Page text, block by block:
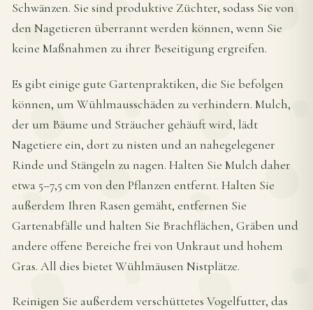
Schwänzen. Sie sind produktive Züchter, sodass Sie von
den Nagetieren überrannt werden können, wenn Sie
keine Maßnahmen zu ihrer Beseitigung ergreifen.
Es gibt einige gute Gartenpraktiken, die Sie befolgen
können, um Wühlmausschäden zu verhindern. Mulch,
der um Bäume und Sträucher gehäuft wird, lädt
Nagetiere ein, dort zu nisten und an nahegelegener
Rinde und Stängeln zu nagen. Halten Sie Mulch daher
etwa 5–7,5 cm von den Pflanzen entfernt. Halten Sie
außerdem Ihren Rasen gemäht, entfernen Sie
Gartenabfälle und halten Sie Brachflächen, Gräben und
andere offene Bereiche frei von Unkraut und hohem
Gras. All dies bietet Wühlmäusen Nistplätze.
Reinigen Sie außerdem verschüttetes Vogelfutter, das